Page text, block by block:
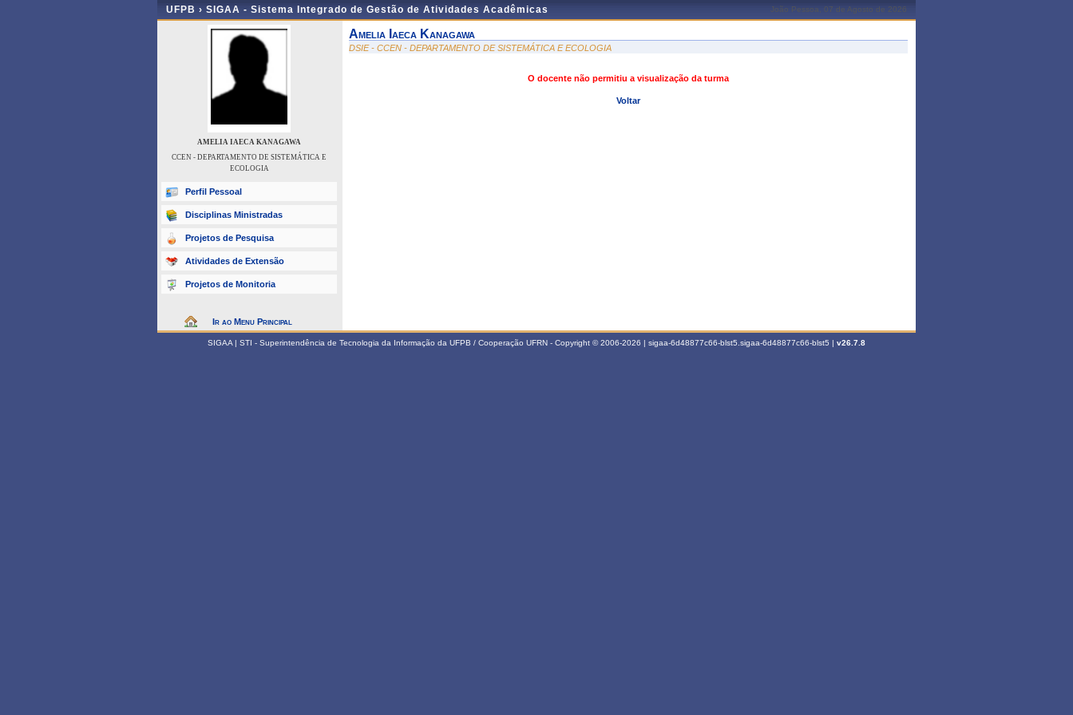
UFPB › SIGAA - Sistema Integrado de Gestão de Atividades Acadêmicas João Pessoa, 07 de Agosto de 2026
AMELIA IAECA KANAGAWA
CCEN - DEPARTAMENTO DE SISTEMÁTICA E
ECOLOGIA
Perfil Pessoal
Disciplinas Ministradas
Projetos de Pesquisa
Atividades de Extensão
Projetos de Monitoria
Ir ao Menu Principal
Amelia Iaeca Kanagawa
DSIE - CCEN - DEPARTAMENTO DE SISTEMÁTICA E ECOLOGIA
O docente não permitiu a visualização da turma
Voltar
SIGAA | STI - Superintendência de Tecnologia da Informação da UFPB / Cooperação UFRN - Copyright © 2006-2026 | sigaa-6d48877c66-blst5.sigaa-6d48877c66-blst5 | v26.7.8